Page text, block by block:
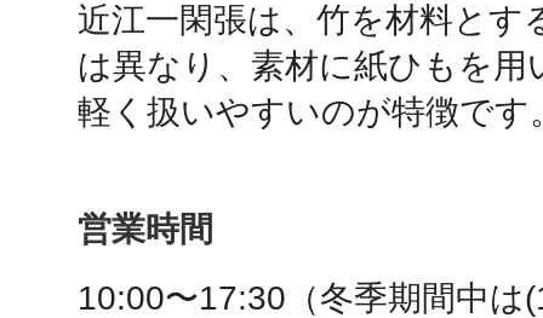
近江一閑張は、竹を材料とす
は異なり、素材に紙ひもを用
営業時間
10:00〜17:30（冬季期間中は
鴻巣
池袋